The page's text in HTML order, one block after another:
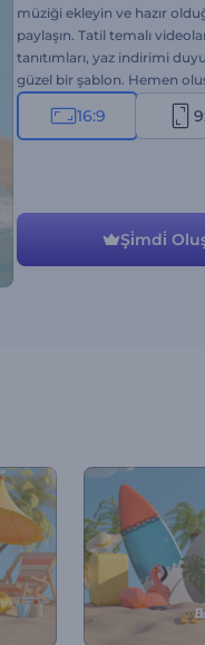
müziği ekleyin ve hazır
paylaşın. Tatil temalı
tanıtımları, yaz indirimi
güzel bir şablon. Hemen
16:9
Şi̇mdi̇